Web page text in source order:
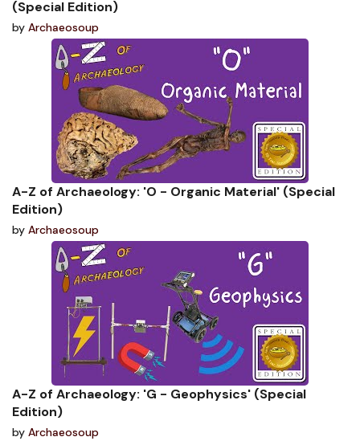
(Special Edition)
by Archaeosoup
A-Z of Archaeology: 'O - Organic Material' (Special
Edition)
by Archaeosoup
A-Z of Archaeology: 'G - Geophysics' (Special
Edition)
by Archaeosoup